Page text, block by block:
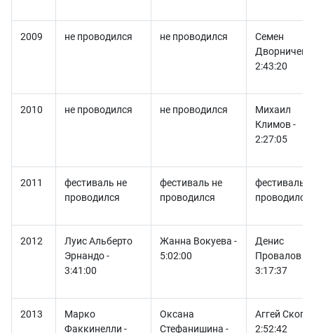
2009 не проводился не проводился
Семен
2:43:20
2010 не проводился не проводился
Михаил
Климов -
2:27:05
2011
фестиваль не
проводился
фестиваль не
проводился
фестиваль
проводился
2012
Луис Альберто
Эрнандо -
3:41:00
Жанна Вокуева -
5:02:00
Денис
Провалов -
3:17:37
2013
Марко
Факкинелли -
Оксана
Стефанишина -
Аггей
2:52:42